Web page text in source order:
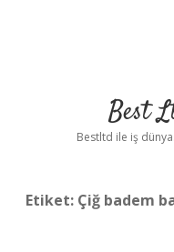
Best
Bestltd ile iş
Etiket: Çiğ badem